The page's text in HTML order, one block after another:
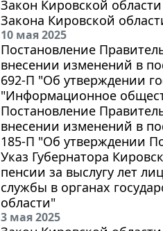
Закон Кировской
Закона Кировской
10 мая 2025
Постановление
внесении изменений в
692-П "Об утверждении
"Информационное
Постановление
внесении изменений в
185-П "Об утверждении
Указ Губернатора
пенсии за выслугу лет
службы в органах
области"
3 мая 2025